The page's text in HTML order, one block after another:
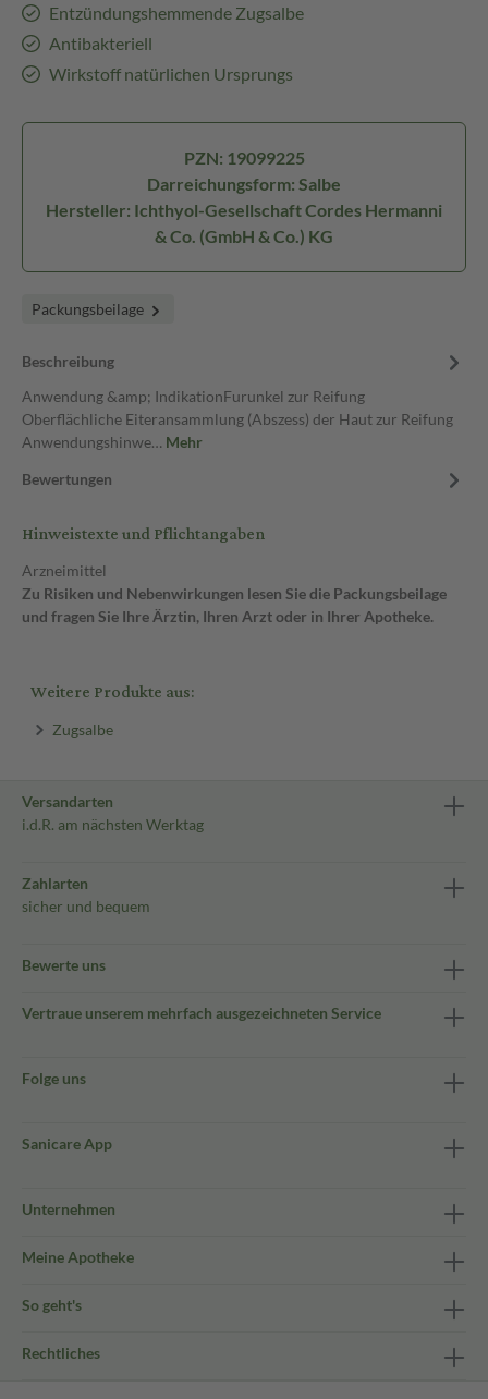
Entzündungshemmende Zugsalbe
Antibakteriell
Wirkstoff natürlichen Ursprungs
PZN: 19099225
Darreichungsform: Salbe
Hersteller: Ichthyol-Gesellschaft Cordes Hermanni
& Co. (GmbH & Co.) KG
Packungsbeilage
Beschreibung
Anwendung &amp; IndikationFurunkel zur Reifung
Oberflächliche Eiteransammlung (Abszess) der Haut zur Reifung
Anwendungshinwe… Mehr
Bewertungen
Hinweistexte und Pflichtangaben
Arzneimittel
Zu Risiken und Nebenwirkungen lesen Sie die Packungsbeilage
und fragen Sie Ihre Ärztin, Ihren Arzt oder in Ihrer Apotheke.
Weitere Produkte aus:
Zugsalbe
Versandarten
i.d.R. am nächsten Werktag
Zahlarten
sicher und bequem
Bewerte uns
Vertraue unserem mehrfach ausgezeichneten Service
Folge uns
Sanicare App
Unternehmen
Meine Apotheke
So geht's
Rechtliches